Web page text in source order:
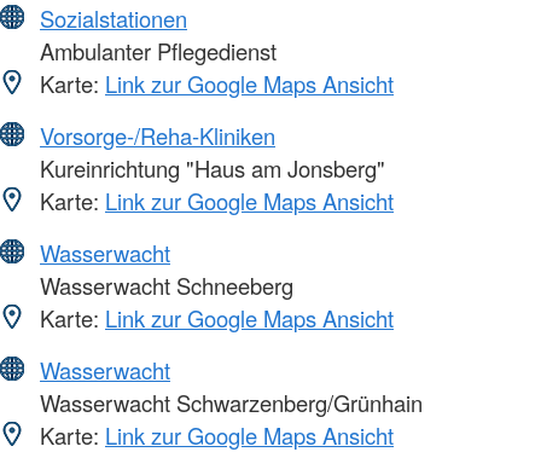
Sozialstationen
Ambulanter Pflegedienst
Karte: Link zur Google Maps Ansicht
Vorsorge-/Reha-Kliniken
Kureinrichtung "Haus am Jonsberg"
Karte: Link zur Google Maps Ansicht
Wasserwacht
Wasserwacht Schneeberg
Karte: Link zur Google Maps Ansicht
Wasserwacht
Wasserwacht Schwarzenberg/Grünhain
Karte: Link zur Google Maps Ansicht